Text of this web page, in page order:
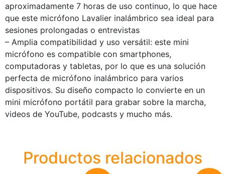
aproximadamente 7 horas de uso continuo, lo que hace
que este micrófono Lavalier inalámbrico sea ideal para
sesiones prolongadas o entrevistas
– Amplia compatibilidad y uso versátil: este mini
micrófono es compatible con smartphones,
computadoras y tabletas, por lo que es una solución
perfecta de micrófono inalámbrico para varios
dispositivos. Su diseño compacto lo convierte en un
mini micrófono portátil para grabar sobre la marcha,
videos de YouTube, podcasts y mucho más.
Productos relacionados